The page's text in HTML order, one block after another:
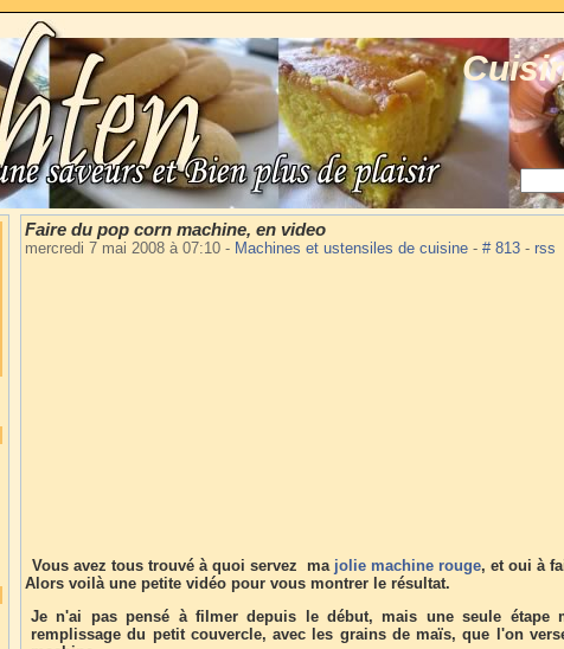
Faire du pop corn machine, en video
mercredi 7 mai 2008 à 07:10 - Machines et ustensiles de cuisine - # 813 - rss
Vous avez tous trouvé à quoi servez ma jolie machine rouge, et oui à
Alors voilà une petite vidéo pour vous montrer le résultat.
Je n'ai pas pensé à filmer depuis le début, mais une seule étape
remplissage du petit couvercle, avec les grains de maïs, que l'on